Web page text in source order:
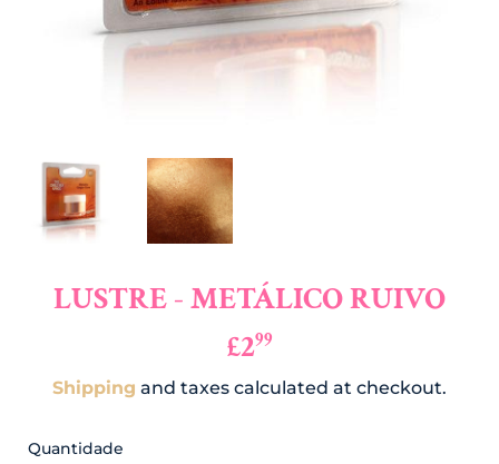
LUSTRE - METÁLICO RUIVO
£299
Shipping and taxes calculated at checkout.
Quantidade